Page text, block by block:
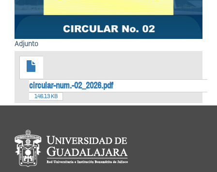
Adjunto
circular-num.-02_2026.pdf
146.13 KB
Información del
portal